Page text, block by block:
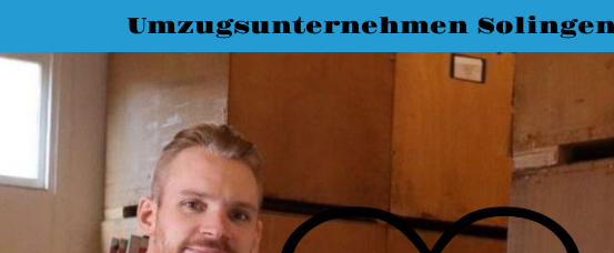
Umzugsunternehmen